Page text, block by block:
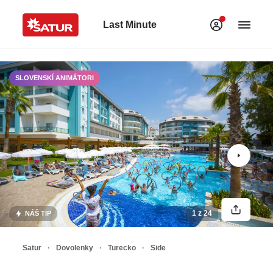
Last Minute
Satur Dovolenky Turecko Side
SLOVENSKÍ ANIMÁTORI
NÁŠ TIP 1 z 24